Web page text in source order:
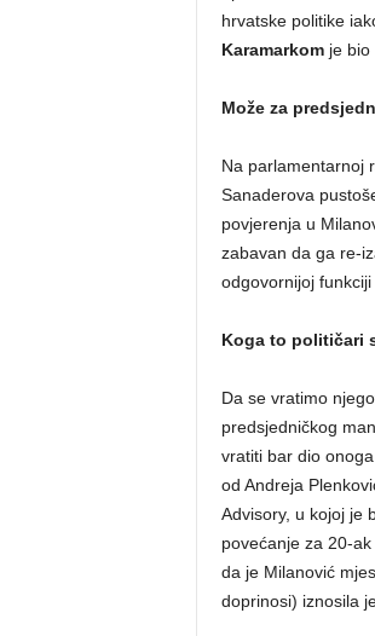
hrvatske politike
Karamarkomje bio
Može za
Na parlamentarnoj
Sanaderova
povjerenja u
zabavan da ga re-
odgovornijoj
Koga to političari
Da se vratimo
predsjedničkog
vratiti bar dio
od Andreja
Advisory, u kojoj je
povećanje za 20-
da je Milanović
doprinosi) iznosila